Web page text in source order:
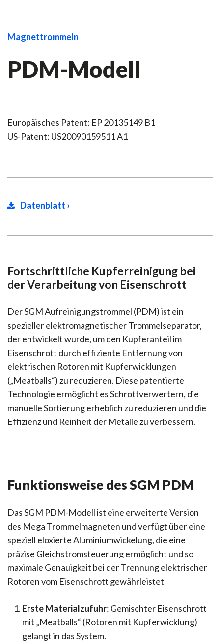
Magnettrommeln
PDM-Modell
Europäisches Patent: EP 20135149 B1
US-Patent: US20090159511 A1
Datenblatt ›
Fortschrittliche Kupferreinigung bei
der Verarbeitung von Eisenschrott
Der SGM Aufreinigungstrommel (PDM) ist ein
spezieller elektromagnetischer Trommelseparator,
der entwickelt wurde, um den Kupferanteil im
Eisenschrott durch effiziente Entfernung von
elektrischen Rotoren mit Kupferwicklungen
(„Meatballs“) zu reduzieren. Diese patentierte
Technologie ermöglicht es Schrottverwertern, die
manuelle Sortierung erheblich zu reduzieren und die
Effizienz und Reinheit der Metalle zu verbessern.
Funktionsweise des SGM PDM
Das SGM PDM-Modell ist eine erweiterte Version
des Mega Trommelmagneten und verfügt über eine
speziell eloxierte Aluminiumwickelung, die eine
präzise Gleichstromsteuerung ermöglicht und so
maximale Genauigkeit bei der Trennung elektrischer
Rotoren vom Eisenschrott gewährleistet.
Erste Materialzufuhr: Gemischter Eisenschrott
mit „Meatballs“ (Rotoren mit Kupferwicklung)
gelangt in das System.